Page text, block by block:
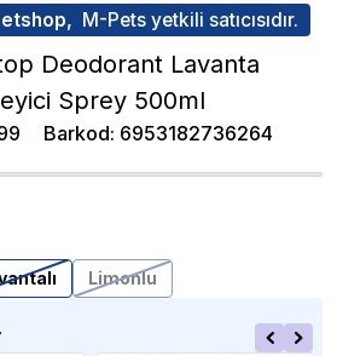
M-Pets yetkili satıcısıdır.
Deodorant Lavanta
Sprey 500ml
Barkod: 6953182736264
Limonlu